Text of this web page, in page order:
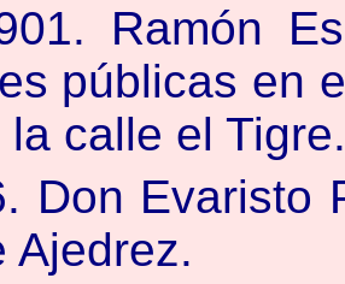
Ramón
públicas en
calle el Tigre.
Don Evaristo
Ajedrez.